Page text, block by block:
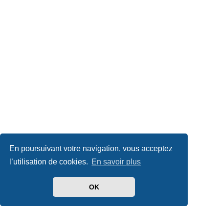
En poursuivant votre navigation, vous acceptez
l’utilisation de cookies. En savoir plus
OK